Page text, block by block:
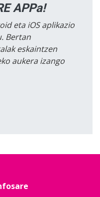
APPa!
eta iOS aplikazio
Bertan
eskaintzen
aukera izango